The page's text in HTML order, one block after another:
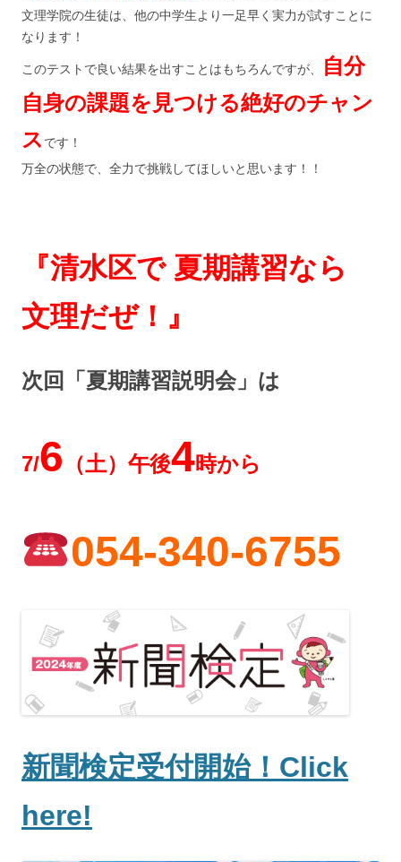
文理学院の生徒は、他の中学生より一足早く実力が試すことに
なります！
このテストで良い結果を出すことはもちろんですが、
自分
自身の課題を見つける絶好のチャン
ス です！
万全の状態で、全力で挑戦してほしいと思います！！
『清水区で 夏期講習なら
文理だぜ！』
次回「夏期講習説明会」は
7/6 （土）午後4時から
054-340-6755
新聞検定受付開始！Click
here!